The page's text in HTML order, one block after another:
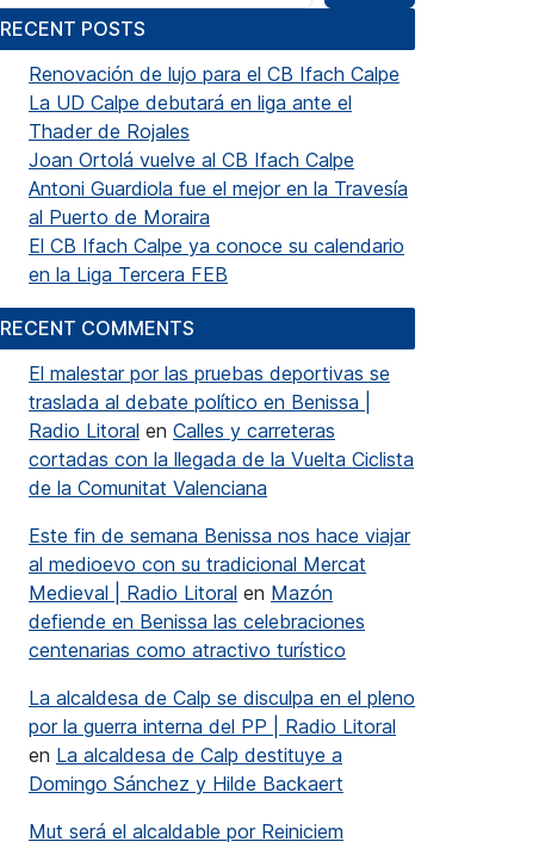
RECENT POSTS
Renovación de lujo para el CB Ifach Calpe
La UD Calpe debutará en liga ante el
Thader de Rojales
Joan Ortolá vuelve al CB Ifach Calpe
Antoni Guardiola fue el mejor en la Travesía
al Puerto de Moraira
El CB Ifach Calpe ya conoce su calendario
en la Liga Tercera FEB
RECENT COMMENTS
El malestar por las pruebas deportivas se
traslada al debate político en Benissa |
Radio Litoral en Calles y carreteras
cortadas con la llegada de la Vuelta Ciclista
de la Comunitat Valenciana
Este fin de semana Benissa nos hace viajar
al medioevo con su tradicional Mercat
Medieval | Radio Litoral en Mazón
defiende en Benissa las celebraciones
centenarias como atractivo turístico
La alcaldesa de Calp se disculpa en el pleno
por la guerra interna del PP | Radio Litoral
en La alcaldesa de Calp destituye a
Domingo Sánchez y Hilde Backaert
Mut será el alcaldable por Reiniciem